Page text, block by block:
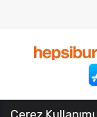
2026
Çerez Kullanımı